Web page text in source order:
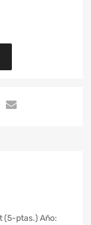
(5-ptas.) Año: